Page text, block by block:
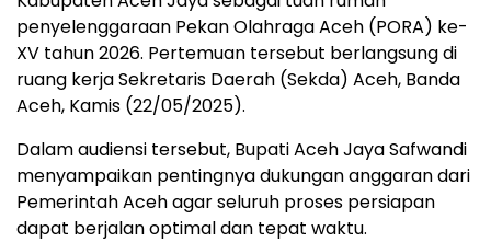
penyelenggaraan Pekan Olahraga Aceh (PORA) ke-
XV tahun 2026. Pertemuan tersebut berlangsung di
ruang kerja Sekretaris Daerah (Sekda) Aceh, Banda
Aceh, Kamis (22/05/2025).
Dalam audiensi tersebut, Bupati Aceh Jaya Safwandi
menyampaikan pentingnya dukungan anggaran dari
Pemerintah Aceh agar seluruh proses persiapan
dapat berjalan optimal dan tepat waktu.